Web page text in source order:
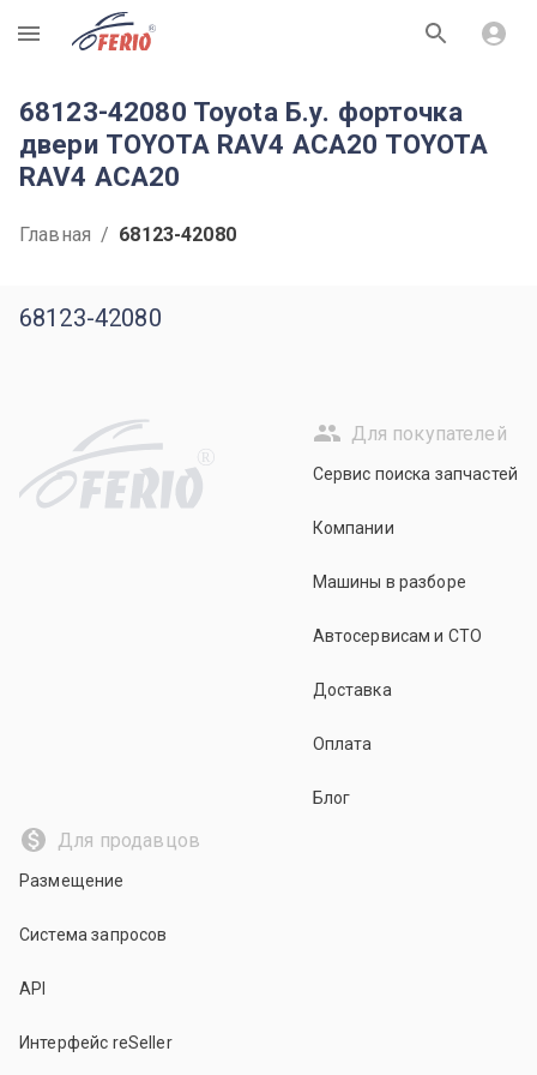
R
68123-42080 Toyota Б.у. форточка
двери TOYOTA RAV4 ACA20 TOYOTA
RAV4 ACA20
Главная / 68123-42080
68123-42080
R
Для покупателей
Сервис поиска запчастей
Компании
Машины в разборе
Автосервисам и СТО
Доставка
Оплата
Блог
Для продавцов
Размещение
Система запросов
API
Интерфейс reSeller